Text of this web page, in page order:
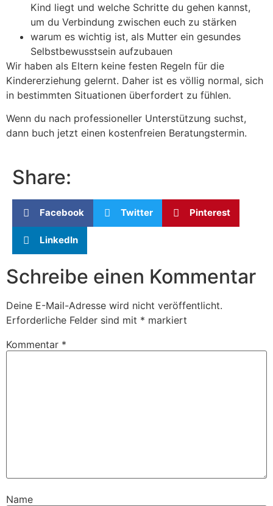
Kind liegt und welche Schritte du gehen kannst,
um du Verbindung zwischen euch zu stärken
warum es wichtig ist, als Mutter ein gesundes
Selbstbewusstsein aufzubauen
Wir haben als Eltern keine festen Regeln für die
Kindererziehung gelernt. Daher ist es völlig normal, sich
in bestimmten Situationen überfordert zu fühlen.
Wenn du nach professioneller Unterstützung suchst,
dann buch jetzt einen kostenfreien Beratungstermin.
Share:
Facebook Twitter Pinterest
LinkedIn
Schreibe einen Kommentar
Deine E-Mail-Adresse wird nicht veröffentlicht.
Erforderliche Felder sind mit * markiert
Kommentar *
Name